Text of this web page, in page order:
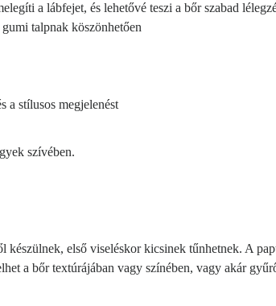
a lábfejet, és lehetővé teszi a bőr szabad
gumi talpnak köszönhetően
a stílusos megjelenést
szívében.
készülnek, első viseléskor kicsinek tűnhetnek. A
a bőr textúrájában vagy színében, vagy akár